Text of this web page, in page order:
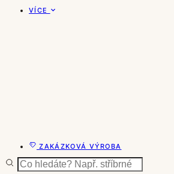
VÍCE
ZAKÁZKOVÁ VÝROBA